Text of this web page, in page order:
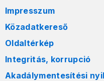
Impresszum
Közadatkereső
Oldaltérkép
Integritás, korrupció
Akadálymentesítési